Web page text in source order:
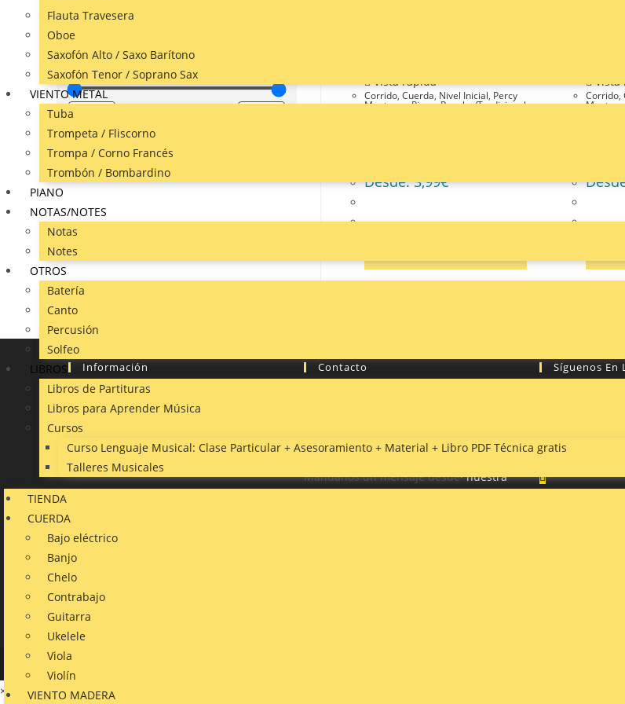
Flauta Travesera
Oboe
Saxofón Alto / Saxo Barítono
Saxofón Tenor / Soprano Sax
VIENTO METAL
Tuba
Trompeta / Fliscorno
Trompa / Corno Francés
Trombón / Bombardino
PIANO
NOTAS/NOTES
Notas
Notes
OTROS
Batería
Canto
Percusión
Solfeo
LIBROS
Libros de Partituras
Libros para Aprender Música
Cursos
Curso Lenguaje Musical: Clase Particular + Asesoramiento + Material + Libro PDF Técnica gratis
Talleres Musicales
TIENDA
CUERDA
Bajo eléctrico
Banjo
Chelo
Contrabajo
Guitarra
Ukelele
Viola
Violín
VIENTO MADERA
Corrido
Precio
Aplicar
Vista rápida
Corrido, Cuerda, Nivel Inicial, Percy
Montrose,Piano,Popular/Tradicional
Desde:3,99€
Vista
Corrido,
Información
¿Quiénes somos?
Cómo comprarFormas de pago
Contacto
Mándanos un mensaje desde· nuestra
Síguenos En
×